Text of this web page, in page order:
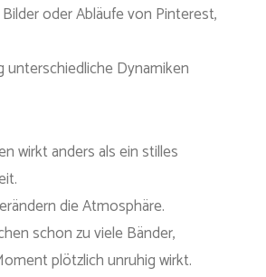
oder Abläufe von Pinterest,
unterschiedliche Dynamiken
wirkt anders als ein stilles
die Atmosphäre.
schon zu viele Bänder,
plötzlich unruhig wirkt.